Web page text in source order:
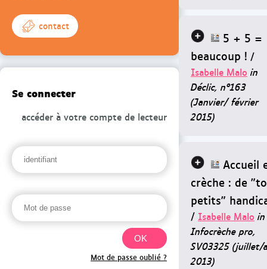
5 + 5 =
beaucoup ! /
Isabelle Malo in
Déclic, n°163
(Janvier/ février
2015)
Accueil
crèche : de
petits"
/ Isabelle Malo in
Infocrèche pro,
SV03325 (juillet/
2013)
contact
Se connecter
accéder à votre compte de lecteur
Mot de passe oublié ?